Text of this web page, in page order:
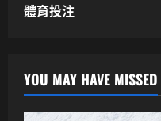
體育投注
YOU MAY HAVE MISSED